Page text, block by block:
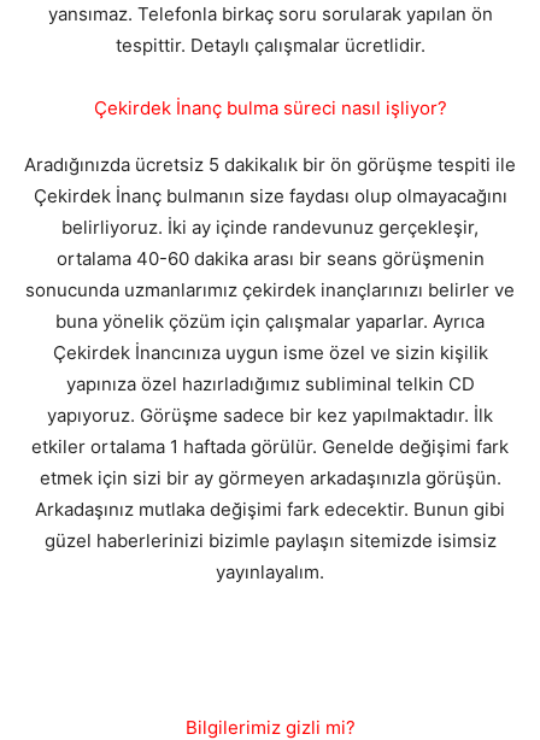
yansımaz. Telefonla birkaç soru sorularak yapılan ön
tespittir. Detaylı çalışmalar ücretlidir.
Çekirdek İnanç bulma süreci nasıl işliyor?
Aradığınızda ücretsiz 5 dakikalık bir ön görüşme tespiti ile
Çekirdek İnanç bulmanın size faydası olup olmayacağını
belirliyoruz. İki ay içinde randevunuz gerçekleşir,
ortalama 40-60 dakika arası bir seans görüşmenin
sonucunda uzmanlarımız çekirdek inançlarınızı belirler ve
buna yönelik çözüm için çalışmalar yaparlar. Ayrıca
Çekirdek İnancınıza uygun isme özel ve sizin kişilik
yapınıza özel hazırladığımız subliminal telkin CD
yapıyoruz. Görüşme sadece bir kez yapılmaktadır. İlk
etkiler ortalama 1 haftada görülür. Genelde değişimi fark
etmek için sizi bir ay görmeyen arkadaşınızla görüşün.
Arkadaşınız mutlaka değişimi fark edecektir. Bunun gibi
güzel haberlerinizi bizimle paylaşın sitemizde isimsiz
yayınlayalım.
Bilgilerimiz gizli mi?